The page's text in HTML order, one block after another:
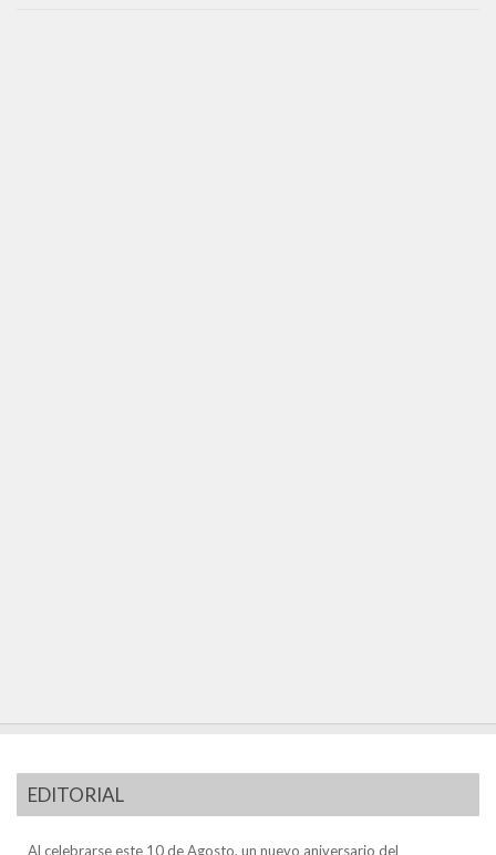
EDITORIAL
Al celebrarse este 10 de Agosto, un nuevo aniversario del